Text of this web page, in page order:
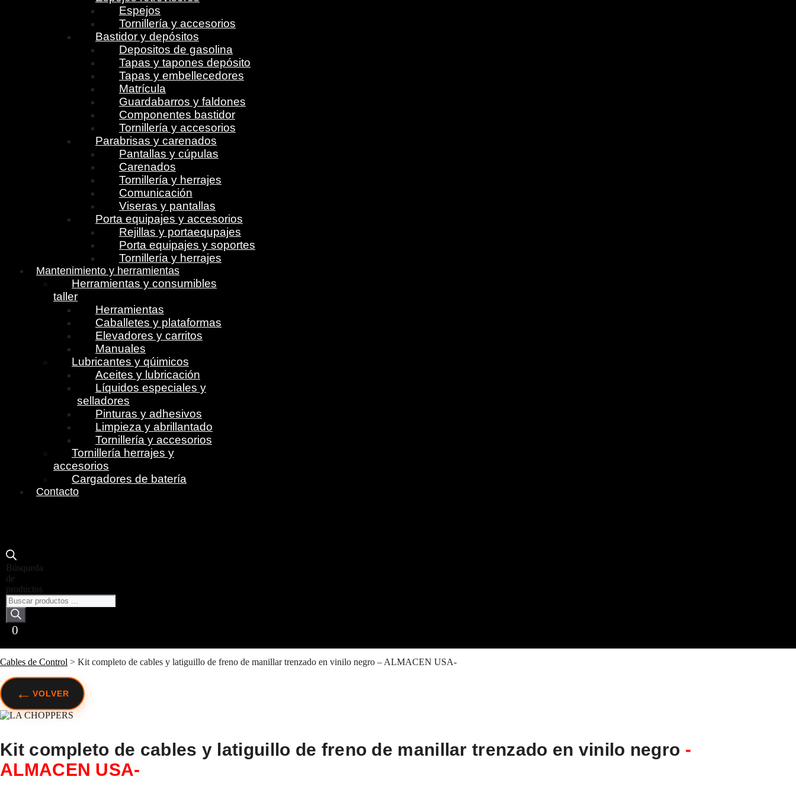
Cables de Control > Kit completo de cables y latiguillo de freno de manillar trenzado en vinilo negro – ALMACEN USA-
Espejos
Tornillería y accesorios
Bastidor y depósitos
Depositos de gasolina
Tapas y tapones depósito
Tapas y embellecedores
Matrícula
Guardabarros y faldones
Componentes bastidor
Tornillería y accesorios
Parabrisas y carenados
Pantallas y cúpulas
Carenados
Tornillería y herrajes
Comunicación
Viseras y pantallas
Porta equipajes y accesorios
Rejillas y portaequpajes
Porta equipajes y soportes
Tornillería y herrajes
Mantenimiento y herramientas
Herramientas y consumibles
taller
Herramientas
Caballetes y plataformas
Elevadores y carritos
Manuales
Lubricantes y qúimicos
Aceites y lubricación
Líquidos especiales y
selladores
Pinturas y adhesivos
Limpieza y abrillantado
Tornillería y accesorios
Tornillería herrajes y
accesorios
Cargadores de batería
Contacto
Búsqueda
de
productos
0
← VOLVER
Kit completo de cables y latiguillo de freno de manillar trenzado en vinilo negro -
ALMACEN USA-